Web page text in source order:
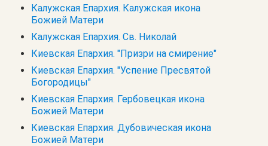
Калужская Епархия. Калужская икона
Божией Матери
Калужская Епархия. Св. Николай
Киевская Епархия. "Призри на смирение"
Киевская Епархия. "Успение Пресвятой
Богородицы"
Киевская Епархия. Гербовецкая икона
Божией Матери
Киевская Епархия. Дубовическая икона
Божией Матери